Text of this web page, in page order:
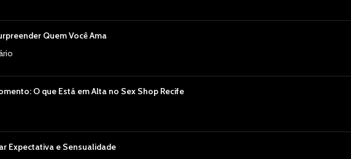
Quem Você Ama
O que Está em Alta no Sex Shop Recife
Expectativa e Sensualidade